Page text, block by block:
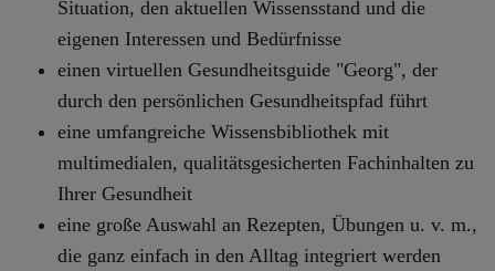
Situation, den aktuellen Wissensstand und die
eigenen Interessen und Bedürfnisse
einen virtuellen Gesundheitsguide "Georg", der
durch den persönlichen Gesundheitspfad führt
eine umfangreiche Wissensbibliothek mit
multimedialen, qualitätsgesicherten Fachinhalten zu
Ihrer Gesundheit
eine große Auswahl an Rezepten, Übungen u. v. m.,
die ganz einfach in den Alltag integriert werden